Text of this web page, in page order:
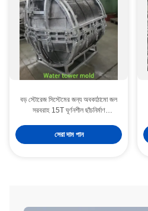
বড় স্টোরেজ সিস্টেমের জন্য অবকাঠামো জল
সরবরাহ 15T ঘূর্ণনশীল ছাঁচনির্মাণ
সেরা দাম পান